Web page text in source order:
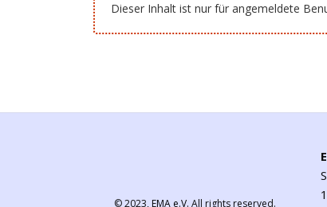
Dieser Inhalt ist nur für angemeldete
© 2023,EMA e.V. All rights reserved.